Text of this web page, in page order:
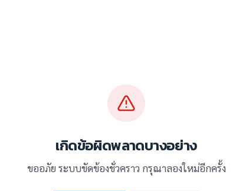
เกิดข้อผิดพลาดบางอย่าง
ขออภัย ระบบขัดข้องชั่วคราว กรุณาลองใหม่อีกครั้ง